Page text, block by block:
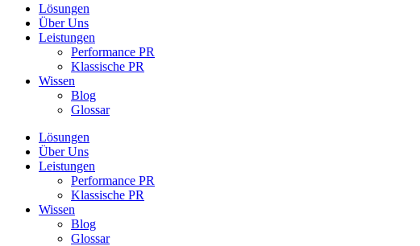
Lösungen
Über Uns
Leistungen
Performance PR
Klassische PR
Wissen
Blog
Glossar
Lösungen
Über Uns
Leistungen
Performance PR
Klassische PR
Wissen
Blog
Glossar